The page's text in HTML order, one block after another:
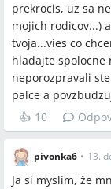
prekrocis, uz sa
mojich rodicov...)
tvoja...vies co
hladajte spolocne
neporozpravali
palce a
👍 10
pivonka6 • 13.
Ja si myslím, že